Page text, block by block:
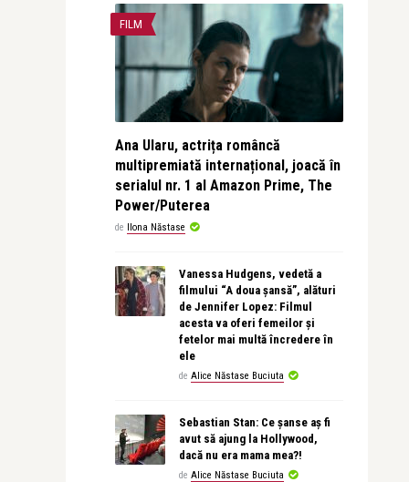
FILM
Ana Ularu, actrița româncă
multipremiată internațional, joacă în
serialul nr. 1 al Amazon Prime, The
Power/Puterea
de Ilona Năstase
Vanessa Hudgens, vedetă a
filmului “A doua șansă”, alături
de Jennifer Lopez: Filmul
acesta va oferi femeilor și
fetelor mai multă încredere în
ele
de Alice Năstase Buciuta
Sebastian Stan: Ce șanse aș fi
avut să ajung la Hollywood,
dacă nu era mama mea?!
de Alice Năstase Buciuta